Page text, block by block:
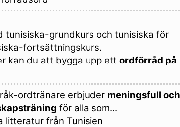
tunisiska-grundkurs och tunisiska för
fortsättningskurs.
kan du att bygga upp ett ordförråd på
ordtränare erbjuder meningsfull och
för alla som...
litteratur från Tunisien